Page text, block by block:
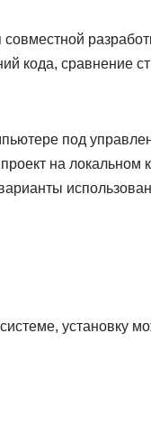
кода, сравнение
под
на локальном
установку